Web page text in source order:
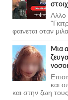
Αλλο
φαινεται οταν
Μια
και
και στην ζωη